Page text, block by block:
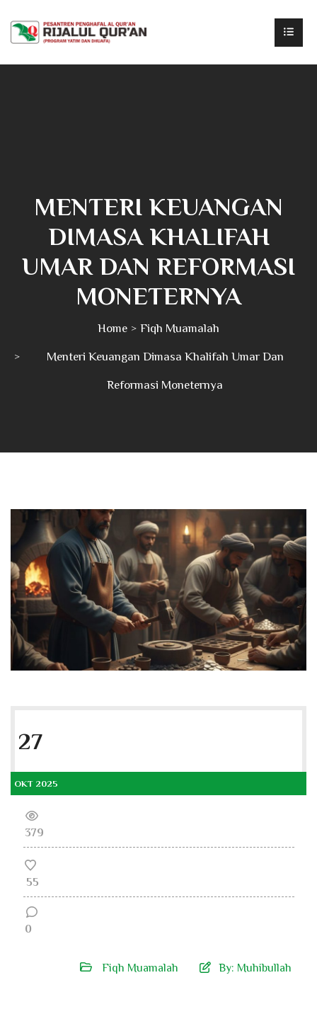
MENTERI KEUANGAN
DIMASA KHALIFAH
UMAR DAN REFORMASI
MONETERNYA
Home Fiqh Muamalah
Menteri Keuangan Dimasa Khalifah Umar Dan
Reformasi Moneternya
27
OKT 2025
379
55
0
Fiqh Muamalah By: Muhibullah